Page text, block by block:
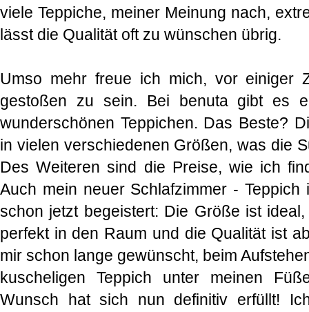
viele Teppiche, meiner Meinung nach,
lässt die Qualität oft zu wünschen übrig.
Umso mehr freue ich mich, vor einiger
gestoßen zu sein. Bei benuta gibt es
wunderschönen Teppichen. Das Beste?
in vielen verschiedenen Größen, was die
Des Weiteren sind die Preise, wie ich
Auch mein neuer Schlafzimmer -
schon jetzt begeistert: Die Größe ist
perfekt in den Raum und die Qualität ist
mir schon lange gewünscht, beim
kuscheligen Teppich unter meinen
Wunsch hat sich nun definitiv erfüllt!